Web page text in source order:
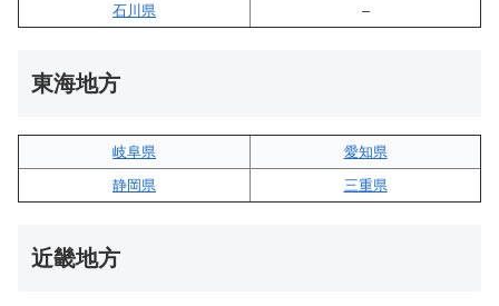
石川県
–
東海地方
岐阜県
愛知県
静岡県
三重県
近畿地方